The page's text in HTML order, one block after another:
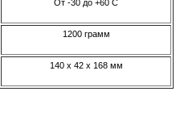
От -30 до +60 С
1200 грамм
140 х 42 х 168 мм